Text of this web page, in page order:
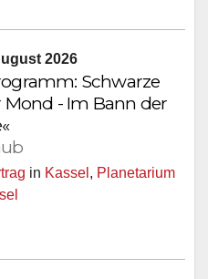
2026
Schwarze
Mond - Im Bann der
in Kassel , Planetarium